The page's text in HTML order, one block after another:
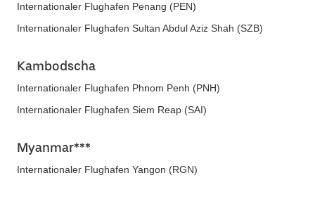
Internationaler Flughafen Penang (PEN)
Internationaler Flughafen Sultan Abdul Aziz Shah (SZB)
Kambodscha
Internationaler Flughafen Phnom Penh (PNH)
Internationaler Flughafen Siem Reap (SAI)
Myanmar***
Internationaler Flughafen Yangon (RGN)